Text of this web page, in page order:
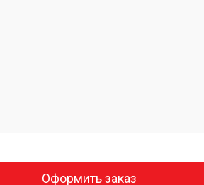
Оформить заказ